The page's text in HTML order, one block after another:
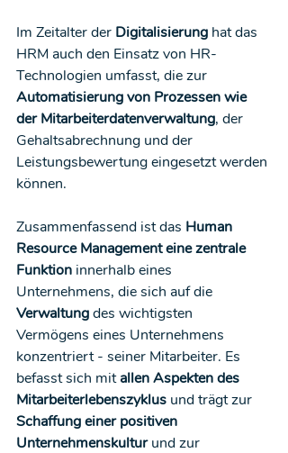
Im Zeitalter der Digitalisierung hat das
HRM auch den Einsatz von HR-
Technologien umfasst, die zur
Automatisierung von Prozessen wie
der Mitarbeiterdatenverwaltung, der
Gehaltsabrechnung und der
Leistungsbewertung eingesetzt werden
können.
Zusammenfassend ist das Human
Resource Management eine zentrale
Funktion innerhalb eines
Unternehmens, die sich auf die
Verwaltung des wichtigsten
Vermögens eines Unternehmens
konzentriert - seiner Mitarbeiter. Es
befasst sich mit allen Aspekten des
Mitarbeiterlebenszyklus und trägt zur
Schaffung einer positiven
Unternehmenskultur und zur